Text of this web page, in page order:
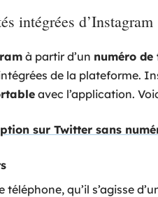
intégrées d’Instagram
à partir d’un numéro de
de la plateforme.
avec l’application.
sur Twitter sans
téléphone, qu’il s’agisse